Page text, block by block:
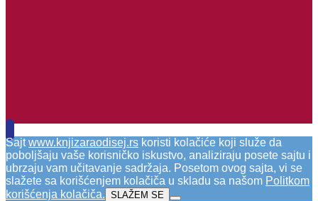
Sajtwww.knjizaraodisej.rs koristi kolačiće koji služe da
poboljšaju vaše korisničko iskustvo, analiziraju posete sajtu i
ubrzaju vam učitavanje sadržaja. Posetom ovog sajta, vi se
slažete sa korišćenjem kolačiča u skladu sa našom Politkom
korišćenja kolačiča. SLAŽEM SE